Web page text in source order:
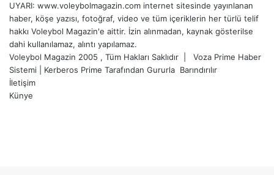
UYARI: www.voleybolmagazin.com internet sitesinde yayınlanan
haber, köşe yazısı, fotoğraf, video ve tüm içeriklerin her türlü telif
hakkı Voleybol Magazin'e aittir. İzin alınmadan, kaynak gösterilse
dahi kullanılamaz, alıntı yapılamaz.
Voleybol Magazin 2005 , Tüm Hakları Saklıdır | Voza Prime Haber
Sistemi
Kerberos Prime Tarafından Gururla Barındırılır
İletişim
Künye